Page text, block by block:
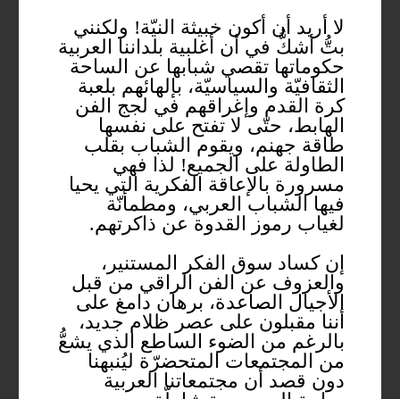
لا أريد أن أكون خبيثة النيّة! ولكنني
بتُّ أشكُّ في أن أغلبية بلداننا العربية
حكوماتها تقصي شبابها عن الساحة
الثقافيّة والسياسيّة، بإلهائهم بلعبة
كرة القدم وإغراقهم في لجج الفن
الهابط، حتّى لا تفتح على نفسها
طاقة جهنم، ويقوم الشباب بقلب
الطاولة على الجميع! لذا فهي
مسرورة بالإعاقة الفكرية التي يحيا
فيها الشباب العربي، ومطمأنّة
لغياب رموز القدوة عن ذاكرتهم.
إن كساد سوق الفكر المستنير،
والعزوف عن الفن الراقي من قبل
الأجيال الصاعدة، برهان دامغ على
أننا مقبلون على عصر ظلام جديد،
بالرغم من الضوء الساطع الذي يشعُّ
من المجتمعات المتحضرّة ليُنبهنا
دون قصد أن مجتمعاتنا العربية